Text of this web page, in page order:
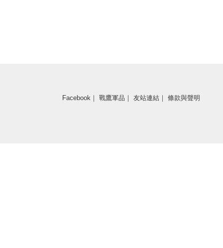
Facebook ｜ 戰鷹軍品 ｜ 友站連結 ｜ 條款與聲明